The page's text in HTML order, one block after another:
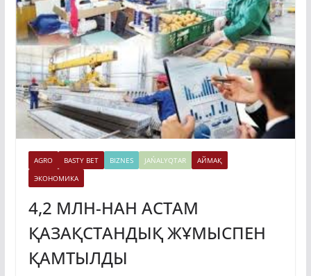
AGRO BASTY BET BIZNES JAŃALYQTAR
АЙМАҚ
ЭКОНОМИКА
4,2 МЛН-НАН АСТАМ
ҚАЗАҚСТАНДЫҚ ЖҰМЫСПЕН
ҚАМТЫЛДЫ